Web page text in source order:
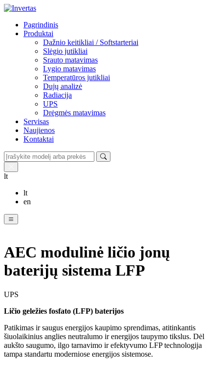
Pagrindinis
Produktai
Dažnio keitikliai / Softstarteriai
Slėgio jutikliai
Srauto matavimas
Lygio matavimas
Temperatūros jutikliai
Dujų analizė
Radiacija
UPS
Drėgmės matavimas
Servisas
Naujienos
Kontaktai
lt
lt
en
AEC modulinė ličio jonų
baterijų sistema LFP
UPS
Ličio geležies fosfato (LFP) baterijos
Patikimas ir saugus energijos kaupimo sprendimas, atitinkantis
šiuolaikinius anglies neutralumo ir energijos taupymo tikslus. Dėl
aukšto saugumo, ilgo tarnavimo ir efektyvumo LFP technologija
tampa standartu moderniose energijos sistemose.